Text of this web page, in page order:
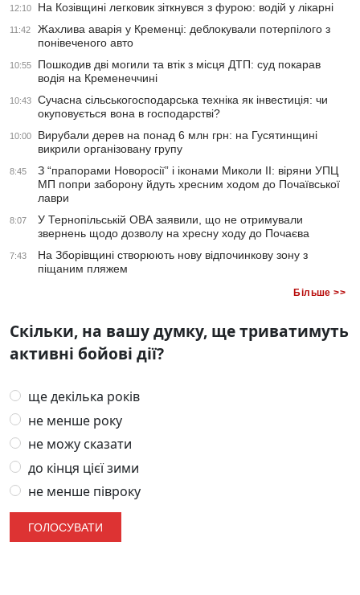
12:10 На Козівщині легковик зіткнувся з фурою: водій у лікарні
11:42
Жахлива аварія у Кременці: деблокували потерпілого з
понівеченого авто
10:55
Пошкодив дві могили та втік з місця ДТП: суд покарав
водія на Кременеччині
10:43
Сучасна сільськогосподарська техніка як інвестиція: чи
окуповується вона в господарстві?
10:00
Вирубали дерев на понад 6 млн грн: на Гусятинщині
викрили організовану групу
8:45
З “прапорами Новоросії” і іконами Миколи ІІ: віряни УПЦ
МП попри заборону йдуть хресним ходом до Почаївської
лаври
8:07
У Тернопільській ОВА заявили, що не отримували
звернень щодо дозволу на хресну ходу до Почаєва
7:43
На Зборівщині створюють нову відпочинкову зону з
піщаним пляжем
Більше >>
Скільки, на вашу думку, ще триватимуть
активні бойові дії?
ще декілька років
не менше року
не можу сказати
до кінця цієї зими
не менше півроку